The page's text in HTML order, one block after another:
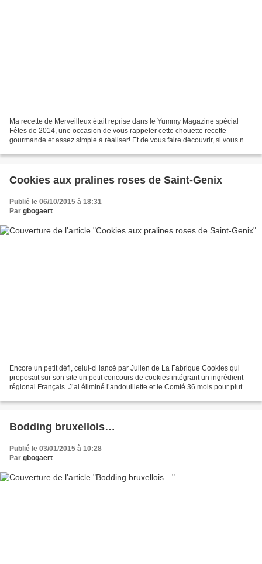
Ma recette de Merveilleux était reprise dans le Yummy Magazine spécial
Fêtes de 2014, une occasion de vous rappeler cette chouette recette
gourmande et assez simple à réaliser! Et de vous faire découvrir, si vous ne
Cookies aux pralines roses de Saint-Genix
Publié le 06/10/2015 à 18:31
Par gbogaert
Encore un petit défi, celui-ci lancé par Julien de La Fabrique Cookies qui
proposait sur son site un petit concours de cookies intégrant un ingrédient
régional Français. J’ai éliminé l’andouillette et le Comté 36 mois pour plutôt
Bodding bruxellois…
Publié le 03/01/2015 à 10:28
Par gbogaert